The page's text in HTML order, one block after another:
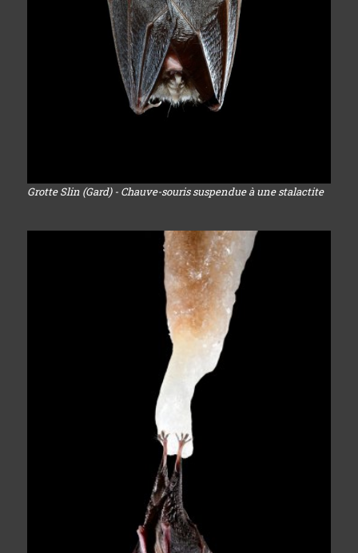
Grotte Slin (Gard) - Chauve-souris suspendue à une stalactite